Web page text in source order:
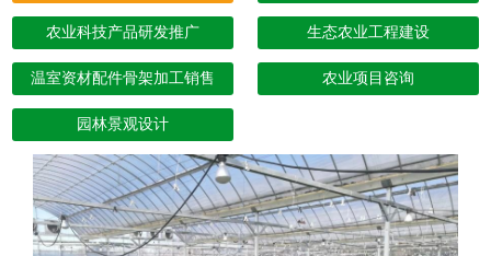
农业科技产品研发推广 生态农业工程建设
温室资材配件骨架加工销售 农业项目咨询
园林景观设计